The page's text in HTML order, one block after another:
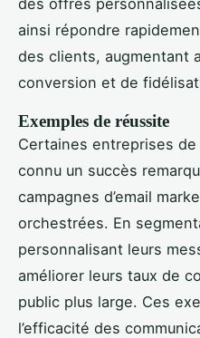
ainsi répondre
des clients, augmentant
conversion et de
Exemples de réussite
Certaines entreprises
connu un succès
campagnes d’email
orchestrées. En
personnalisant leurs
améliorer leurs taux de
public plus large. Ces
l’efficacité des